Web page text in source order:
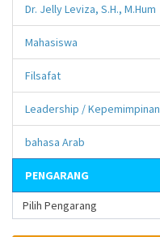
Dr. Jelly Leviza, S.H., M.Hum
Mahasiswa
Filsafat
Leadership / Kepemimpinan
bahasa Arab
PENGARANG
Pilih Pengarang